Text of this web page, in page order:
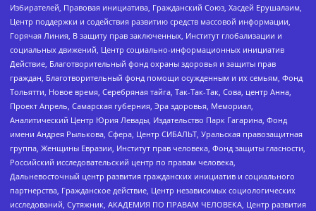
Избирателей, Правовая инициатива, Гражданский Союз, Хасдей Ерушалаим,
Центр поддержки и содействия развитию средств массовой информации,
Горячая Линия, В защиту прав заключенных, Институт глобализации и
социальных движений, Центр социально-информационных инициатив
Действие, Благотворительный фонд охраны здоровья и защиты прав
граждан, Благотворительный фонд помощи осужденным и их семьям, Фонд
Тольятти, Новое время, Серебряная тайга, Так-Так-Так, Сова, центр Анна,
Проект Апрель, Самарская губерния, Эра здоровья, Мемориал,
Аналитический Центр Юрия Левады, Издательство Парк Гагарина, Фонд
имени Андрея Рылькова, Сфера, Центр СИБАЛЬТ, Уральская правозащитная
группа, Женщины Евразии, Институт прав человека, Фонд защиты гласности,
Российский исследовательский центр по правам человека,
Дальневосточный центр развития гражданских инициатив и социального
партнерства, Гражданское действие, Центр независимых социологических
исследований, Сутяжник, АКАДЕМИЯ ПО ПРАВАМ ЧЕЛОВЕКА, Центр развития